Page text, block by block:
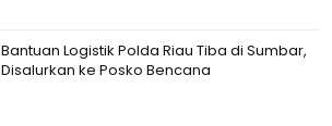
Bantuan Logistik Polda Riau Tiba di Sumbar,
Disalurkan ke Posko Bencana